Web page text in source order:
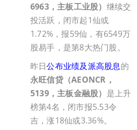
6963，主板工业股） 继续交
投活跃，闭市起1仙或
1.72%，报59仙，有6549万
股易手，是第8大热门股。
昨日公布业绩及派高股息的
永旺信贷（AEONCR，
5139，主板金融股） 是上升
榜第4名，闭市报5.53令
吉，涨18仙或3.36%。